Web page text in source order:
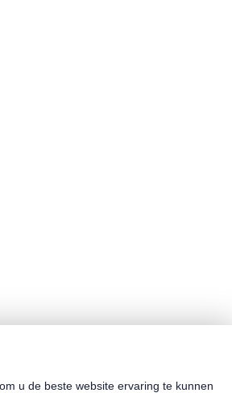
u de beste website ervaring te kunnen